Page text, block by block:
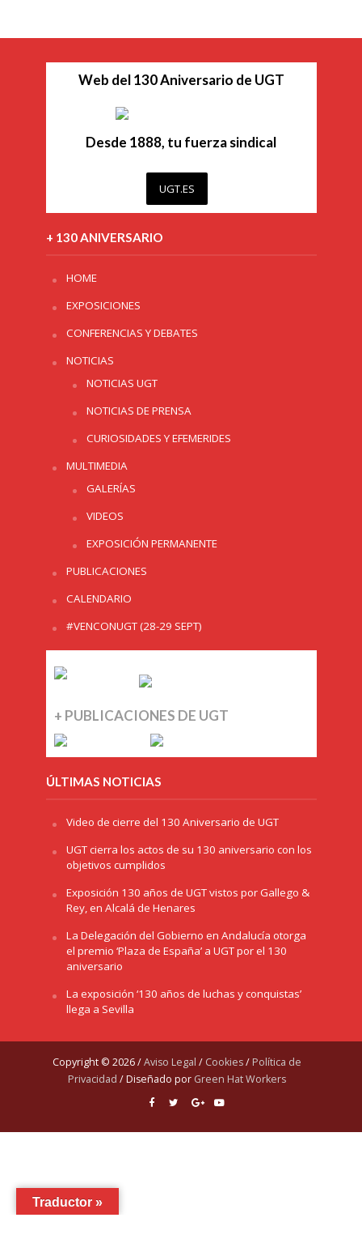
Web del 130 Aniversario de UGT
Desde 1888, tu fuerza sindical
UGT.ES
+ 130 ANIVERSARIO
HOME
EXPOSICIONES
CONFERENCIAS Y DEBATES
NOTICIAS
NOTICIAS UGT
NOTICIAS DE PRENSA
CURIOSIDADES Y EFEMERIDES
MULTIMEDIA
GALERÍAS
VIDEOS
EXPOSICIÓN PERMANENTE
PUBLICACIONES
CALENDARIO
#VENCONUGT (28-29 SEPT)
+ PUBLICACIONES DE UGT
ÚLTIMAS NOTICIAS
Video de cierre del 130 Aniversario de UGT
UGT cierra los actos de su 130 aniversario con los
objetivos cumplidos
Exposición 130 años de UGT vistos por Gallego &
Rey, en Alcalá de Henares
La Delegación del Gobierno en Andalucía otorga
el premio ‘Plaza de España’ a UGT por el 130
aniversario
La exposición ‘130 años de luchas y conquistas’
llega a Sevilla
Copyright © 2026 /Aviso Legal / Cookies/ Política de
Privacidad / Diseñado por Green Hat Workers
Traductor »